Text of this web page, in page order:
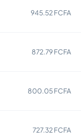
945.52 FCFA
872.79 FCFA
800.05 FCFA
727.32 FCFA